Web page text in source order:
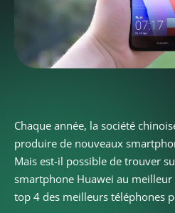
Chaque année, la société
produire de nouveaux
Mais est-il possible de trouver
smartphone Huawei au meilleur
top 4 des meilleurs téléphones